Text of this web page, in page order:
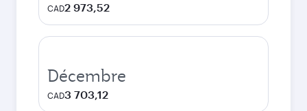
CAD2 973,52
Décembre
CAD3 703,12